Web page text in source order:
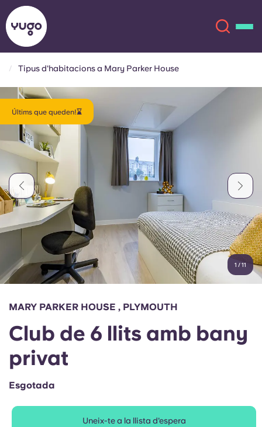
Sobre
Ubicacions
Més
Compte Llengua
English (GB)
Chinese
Selecciona un país
Inicia la sessió
Reserva ara
English (US)
Català Deutsch
Italian French
Portuguese
Tipus d'habitacions a Mary Parker House
Últims que queden!⌛
1 /11
MARY PARKER HOUSE , PLYMOUTH
Club de 6 llits amb bany
privat
Esgotada
Uneix-te a la llista d'espera